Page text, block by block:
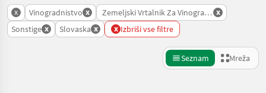
x Vinogradnistvo x Zemeljski Vrtalnik Za Vinogradnistvo
x
Sonstige x Slovaska x x Izbriši vse filtre
Seznam Mreža